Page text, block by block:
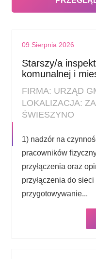
09 Sierpnia 2026
Starszy/a
komunalnej i
FIRMA: URZĄD
LOKALIZACJA:
ŚWIESZYNO
1) nadzór na
pracowników
przyłączenia oraz
przyłączenia do
przygotowywanie...